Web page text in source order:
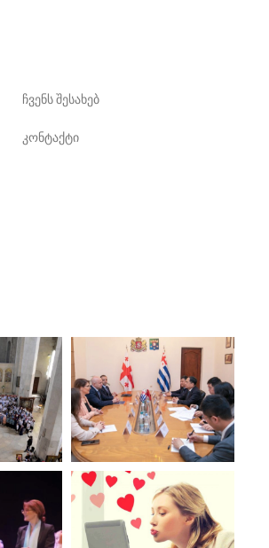
ჩვენს შესახებ
კონტაქტი